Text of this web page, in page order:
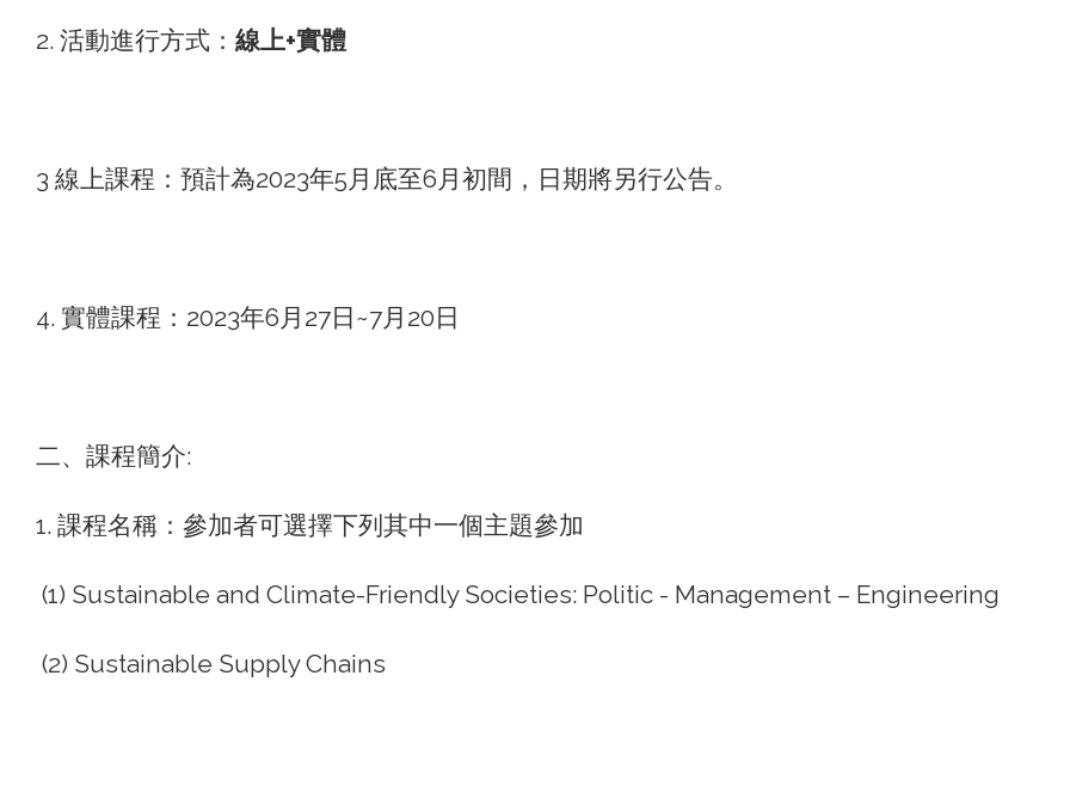
2. 活動進行方式： 線上+實體
3 線上課程：預計為2023年5月底至6月初間，日期將另行公告。
4. 實體課程：2023年6月27日~7月20日
二、課程簡介:
1. 課程名稱：參加者可選擇下列其中一個主題參加
(1) Sustainable and Climate-Friendly Societies: Politic - Management – Engineering
(2) Sustainable Supply Chains